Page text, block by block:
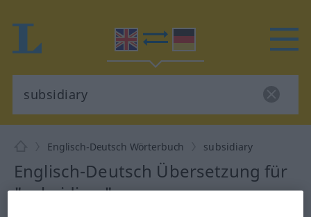
Englisch-Deutsch Wörterbuch subsidiary
Englisch-Deutsch Übersetzung für
"subsidiary"